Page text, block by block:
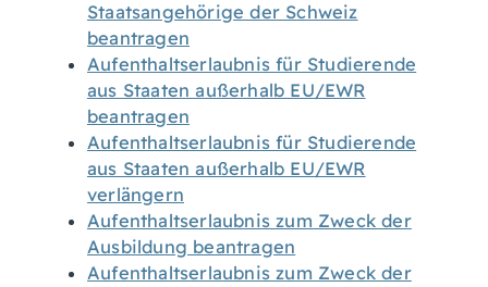
Staatsangehörige der Schweiz
beantragen
Aufenthaltserlaubnis für Studierende
aus Staaten außerhalb EU/EWR
beantragen
Aufenthaltserlaubnis für Studierende
aus Staaten außerhalb EU/EWR
verlängern
Aufenthaltserlaubnis zum Zweck der
Ausbildung beantragen
Aufenthaltserlaubnis zum Zweck der